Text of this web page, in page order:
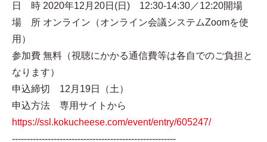
日 時 2020年12月20日(日) 12:30-14:30／12:20開場
場 所 オンライン（オンライン会議システムZoomを使
用）
参加費 無料（視聴にかかる通信費等は各自でのご負担と
なります）
申込締切 12月19日（土）
申込方法 専用サイトから
https://ssl.kokucheese.com/event/entry/605247/
-------------------------------------------------------